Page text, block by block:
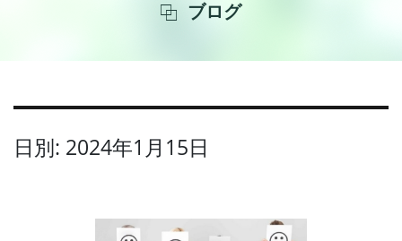
ブログ
日別: 2024年1月15日